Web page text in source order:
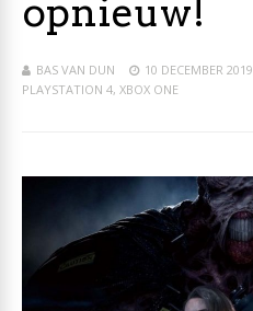
opnieuw!
BAS VAN DUN 10 DECEMBER 2019
PLAYSTATION 4, XBOX ONE